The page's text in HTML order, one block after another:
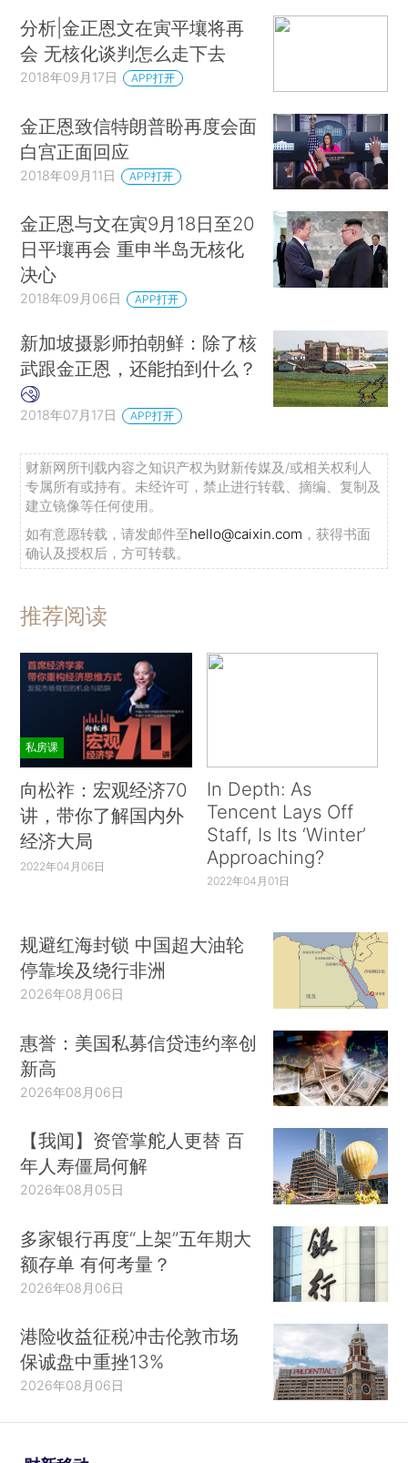
分析|金正恩文在寅平壤将再
会 无核化谈判怎么走下去
2018年09月17日 APP打开
金正恩致信特朗普盼再度会面
白宫正面回应
2018年09月11日 APP打开
金正恩与文在寅9月18日至20
日平壤再会 重申半岛无核化
决心
2018年09月06日 APP打开
新加坡摄影师拍朝鲜：除了核
武跟金正恩，还能拍到什么？
2018年07月17日 APP打开
财新网所刊载内容之知识产权为财新传媒及/或相关权利人
专属所有或持有。未经许可，禁止进行转载、摘编、复制及
建立镜像等任何使用。
如有意愿转载，请发邮件至hello@caixin.com ，获得书面
确认及授权后，方可转载。
推荐阅读
私房课
向松祚：宏观经济70
讲，带你了解国内外
经济大局
2022年04月06日
In Depth: As
Tencent Lays Off
Staff, Is Its ‘Winter’
Approaching?
2022年04月01日
规避红海封锁 中国超大油轮
停靠埃及绕行非洲
2026年08月06日
惠誉：美国私募信贷违约率创
新高
2026年08月06日
【我闻】资管掌舵人更替 百
年人寿僵局何解
2026年08月05日
多家银行再度“上架”五年期大
额存单 有何考量？
2026年08月06日
港险收益征税冲击伦敦市场
保诚盘中重挫13%
2026年08月06日